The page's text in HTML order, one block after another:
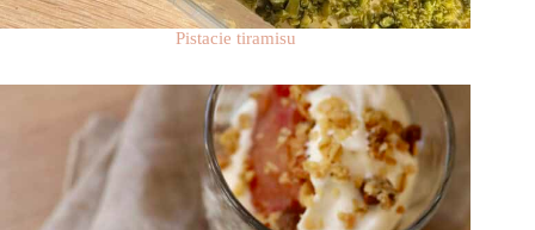
Pistacie tiramisu